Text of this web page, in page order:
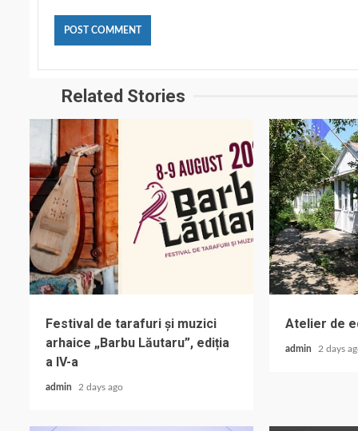
Related Stories
Festival de tarafuri și muzici
arhaice „Barbu Lăutaru”, ediția
a IV-a
admin 2 days ago
Atelier de
admin 2 days